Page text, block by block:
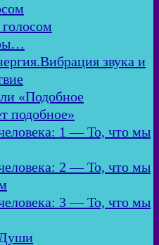
звука и
«Подобное
подобное»
1 — То, что мы
2 — То, что мы
3 — То, что мы